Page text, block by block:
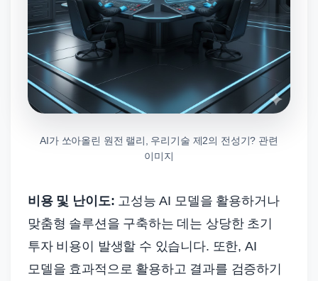
AI가 쏘아올린 원전 랠리, 우리기술 제2의 전성기? 관련
이미지
비용 및 난이도: 고성능 AI 모델을 활용하거나
맞춤형 솔루션을 구축하는 데는 상당한 초기
투자 비용이 발생할 수 있습니다. 또한, AI
모델을 효과적으로 활용하고 결과를 검증하기